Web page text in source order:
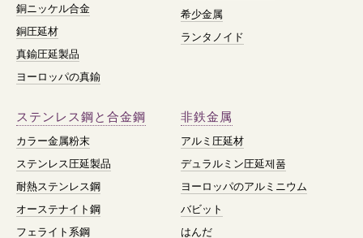
銅ニッケル合金
銅圧延材
真鍮圧延製品
ヨーロッパの真鍮
希少金属
ランタノイド
ステンレス鋼と合金鋼
カラー金属粉末
ステンレス圧延製品
耐熱ステンレス鋼
オーステナイト鋼
フェライト系鋼
非鉄金属
アルミ圧延材
デュラルミン圧延제품
ヨーロッパのアルミニウム
バビット
はんだ